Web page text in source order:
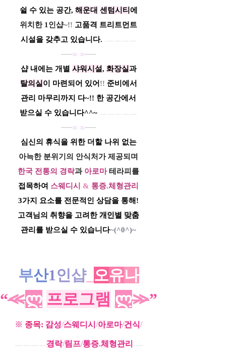
쉴 수 있는 공간, 해운대 센텀시티 에
위치한 1인샵~!! 고품격 트리트먼트
시설을 갖추고 있습니다.
──∞ ∞──
샵 내에는 개별 샤워시설, 화장실과
탈의실 이 마련되어 있어 !! 준비에서
관리 마무리까지 다~!! 한 공간에서
받으실 수 있습니다​^^~
──∞ ∞──
심신의 휴식을 위한 더할 나위 없는
아늑한 분위기의 안식처가 제공되며
한국 전통의 경락과 아로마테라피를
접목하여 스웨디시 & 통증.체형관리
3가지 요소를 전문적인 상담을 통해!
고객님의 취향을 고려한개인별 맞춤
관리를 받으실 수 있습니다~(^0^)~
부산1인샵_ 오유나
“≪ლ 프로그램 ლ≫”
※ 종목: 감성/스웨디시 /아로마/건 식/
경락/림프/통증.체 형관리